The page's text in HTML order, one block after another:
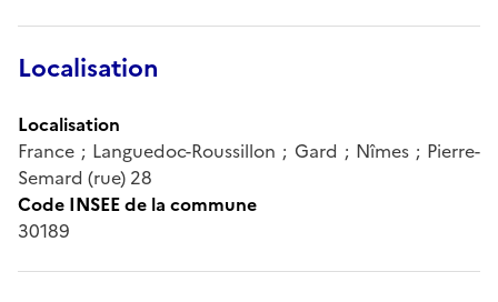
Localisation
Localisation
France ; Languedoc-Roussillon ; Gard ; Nîmes ; Pierre-
Semard (rue) 28
Code INSEE de la commune
30189